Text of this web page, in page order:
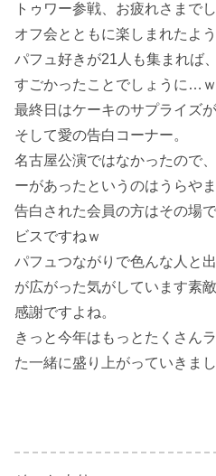
トゥワー参戦、お疲れさまでし
オフ会とともに楽しまれたよ
パフュ好きが21人も集まれば
すごかったことでしょうに…ｗ
最終日はケーキのサプライズ
そして愛の告白コーナー。
名古屋公演ではなかったので
ーがあったというのはうらや
告白された会員の方はその場
ビスですねｗ
パフュつながりで色んな人と
が広がった気がしています素
感謝ですよね。
きっと今年はもっとたくさん
た一緒に盛り上がっていきま